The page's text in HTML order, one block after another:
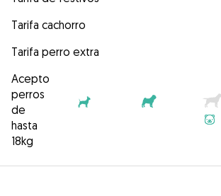
Tarifa cachorro
Tarifa perro extra
Acepto
perros
de
hasta
18kg